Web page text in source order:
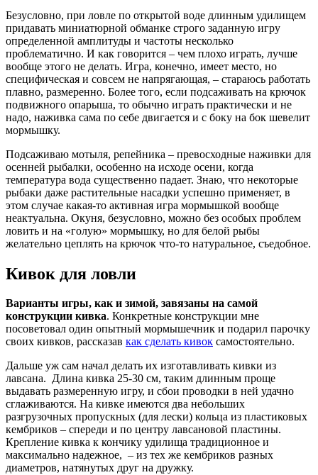
Безусловно, при ловле по открытой воде длинным удилищем
придавать миниатюрной обманке строго заданную игру
определенной амплитуды и частоты несколько
проблематично. И как говорится – чем плохо играть, лучше
вообще этого не делать. Игра, конечно, имеет место, но
специфическая и совсем не напрягающая, – стараюсь работать
плавно, размеренно. Более того, если подсаживать на крючок
подвижного опарыша, то обычно играть практически и не
надо, наживка сама по себе двигается и с боку на бок шевелит
мормышку.
Подсаживаю мотыля, репейника – превосходные наживки для
осенней рыбалки, особенно на исходе осени, когда
температура вода существенно падает. Знаю, что некоторые
рыбаки даже растительные насадки успешно применяет, в
этом случае какая-то активная игра мормышкой вообще
неактуальна. Окуня, безусловно, можно без особых проблем
ловить и на «голую» мормышку, но для белой рыбы
желательно цеплять на крючок что-то натуральное, съедобное.
Кивок для ловли
Варианты игры, как и зимой, завязаны на самой
конструкции кивка. Конкретные конструкции мне
посоветовал один опытный мормышечник и подарил парочку
своих кивков, рассказав как сделать кивок самостоятельно.
Дальше уж сам начал делать их изготавливать кивки из
лавсана. Длина кивка 25-30 см, таким длинным проще
выдавать размеренную игру, и сбои проводки в ней удачно
сглаживаются. На кивке имеются два небольших
разгрузочных пропускных (для лески) кольца из пластиковых
кембриков – спереди и по центру лавсановой пластины.
Крепление кивка к кончику удилища традиционное и
максимально надежное, – из тех же кембриков разных
диаметров, натянутых друг на дружку.